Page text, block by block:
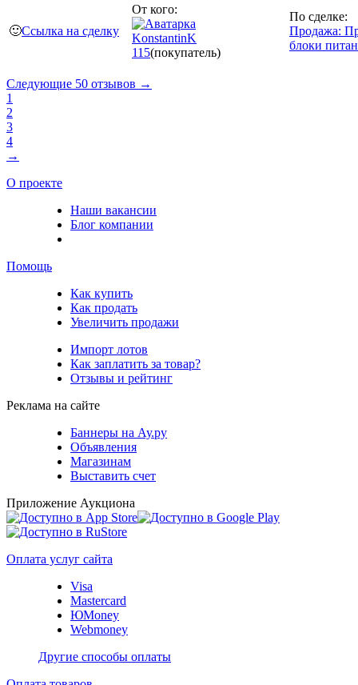
🙂Ссылка на сделку
От кого:
KonstantinK
115(покупатель)
По сделке:
Продажа:
блоки
Следующие 50 отзывов →
1
2
3
4
→
О проекте
Наши вакансии
Блог компании
Помощь
Как купить
Как продать
Увеличить продажи
Импорт лотов
Как заплатить за товар?
Отзывы и рейтинг
Реклама на сайте
Баннеры на Ау.ру
Объявления
Магазинам
Выставить счет
Приложение Аукциона
Оплата услуг сайта
Visa
Mastercard
ЮMoney
Webmoney
Другие способы оплаты